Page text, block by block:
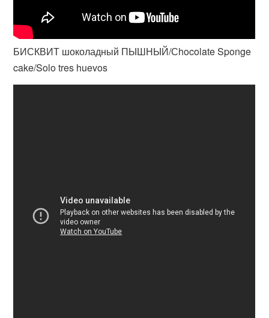
БИСКВИТ шоколадный ПЫШНЫЙ/Сhocolate Sponge
cake/Solo tres huevos